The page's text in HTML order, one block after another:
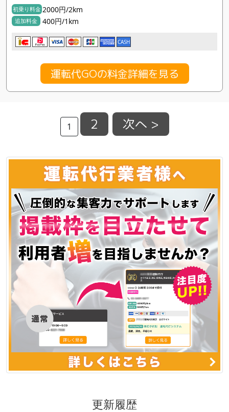
初乗り料金 2000円/2km
追加料金 400円/1km
CASH
運転代GOの料金詳細を見る
1 2 次へ >
更新履歴